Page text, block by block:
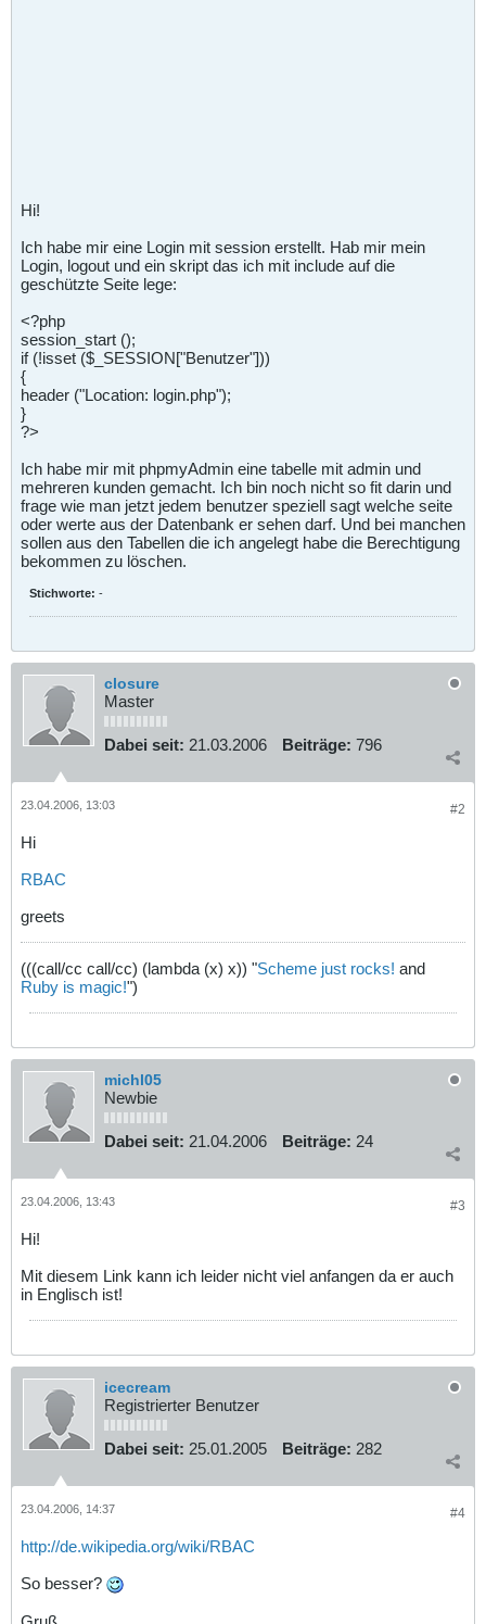
Hi!
Ich habe mir eine Login mit session erstellt. Hab mir mein
Login, logout und ein skript das ich mit include auf die
geschützte Seite lege:
<?php
session_start ();
if (!isset ($_SESSION["Benutzer"]))
{
header ("Location: login.php");
}
?>
Ich habe mir mit phpmyAdmin eine tabelle mit admin und
mehreren kunden gemacht. Ich bin noch nicht so fit darin und
frage wie man jetzt jedem benutzer speziell sagt welche seite
oder werte aus der Datenbank er sehen darf. Und bei manchen
sollen aus den Tabellen die ich angelegt habe die Berechtigung
bekommen zu löschen.
Stichworte: -
closure
Master
Dabei seit: 21.03.2006 Beiträge: 796
#2
23.04.2006, 13:03
Hi
RBAC
greets
(((call/cc call/cc) (lambda (x) x)) "Scheme just rocks! and
Ruby is magic!")
michl05
Newbie
Dabei seit: 21.04.2006 Beiträge: 24
#3
23.04.2006, 13:43
Hi!
Mit diesem Link kann ich leider nicht viel anfangen da er auch
in Englisch ist!
icecream
Registrierter Benutzer
Dabei seit: 25.01.2005 Beiträge: 282
#4
23.04.2006, 14:37
http://de.wikipedia.org/wiki/RBAC
So besser?